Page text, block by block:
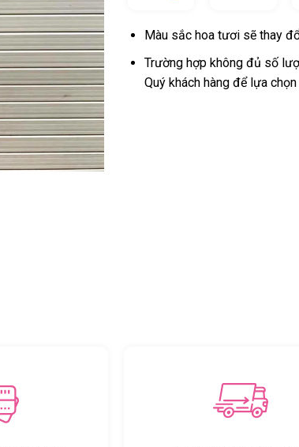
Màu sắc hoa tươi sẽ thay
Trường hợp không đủ số
Quý khách hàng để lựa